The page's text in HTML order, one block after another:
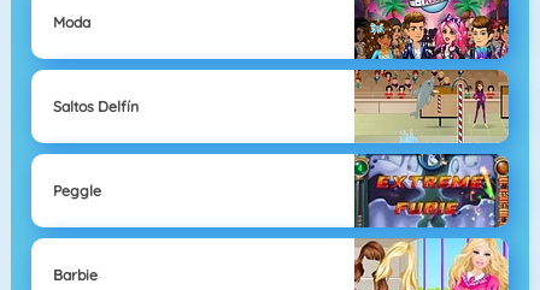
Moda
Saltos Delfín
Peggle
Barbie